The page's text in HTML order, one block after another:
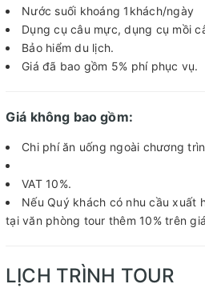
Nước suối khoáng 1khách/ngày
Dụng cụ câu mực, dụng cụ mồi
Bảo hiểm du lịch.
Giá đã bao gồm 5% phí phục vụ.
Giá không bao gồm:
Chi phí ăn uống ngoài chương
VAT 10%.
Nếu Quý khách có nhu cầu xuất
tại văn phòng tour thêm 10% trên
LỊCH TRÌNH TOUR